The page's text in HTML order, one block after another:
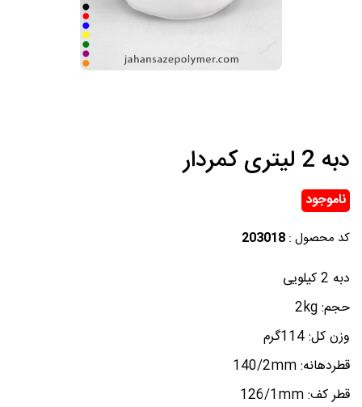
دبه 2 لیتری کمردار
ناموجود
کد محصول : 203018
دبه 2 کیلویی
حجم: 2kg
وزن کل: 114گرم
قطردهانه: 140/2mm
قطر کف: 126/1mm